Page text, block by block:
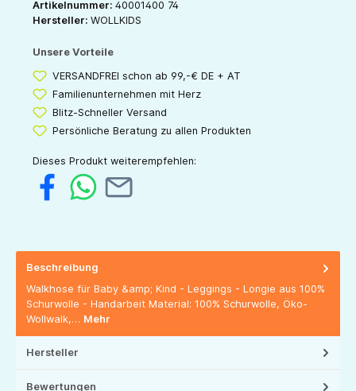
Artikelnummer: 40001400 74
Hersteller: WOLLKIDS
Unsere Vorteile
VERSANDFREI schon ab 99,-€ DE + AT
Familienunternehmen mit Herz
Blitz-Schneller Versand
Persönliche Beratung zu allen Produkten
Dieses Produkt weiterempfehlen:
Beschreibung
Walkhose für Baby &amp; Kind - Leggings - Longie aus 100%
Schurwolle - Handarbeit Material: 100% Schurwolle, Öko-
Wollwalk,… Mehr
Hersteller
Bewertungen